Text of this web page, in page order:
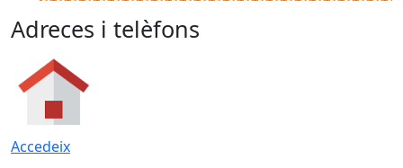
Adreces i telèfons
Accedeix